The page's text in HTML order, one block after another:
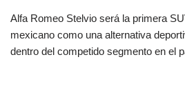
Alfa Romeo Stelvio será la primera
mexicano como una alternativa
dentro del competido segmento en el